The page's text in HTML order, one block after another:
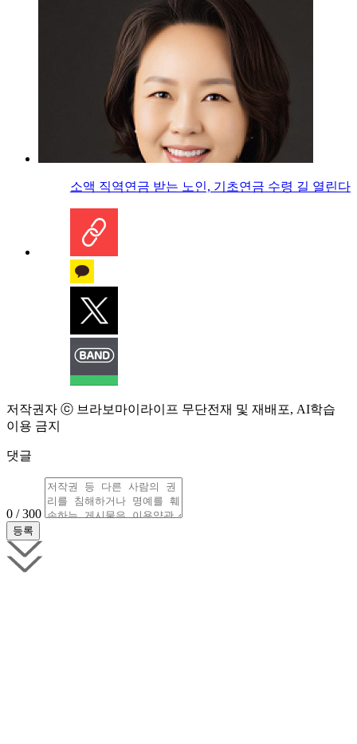
소액 직역연금 받는 노인, 기초연금 수령 길 열린다
저작권자 ⓒ 브라보마이라이프 무단전재 및 재배포, AI학습
이용 금지
댓글
0 / 300